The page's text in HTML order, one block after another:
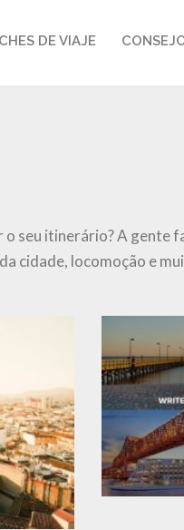
DE VIAJE
o seu itinerário? A
cidade, locomoção e